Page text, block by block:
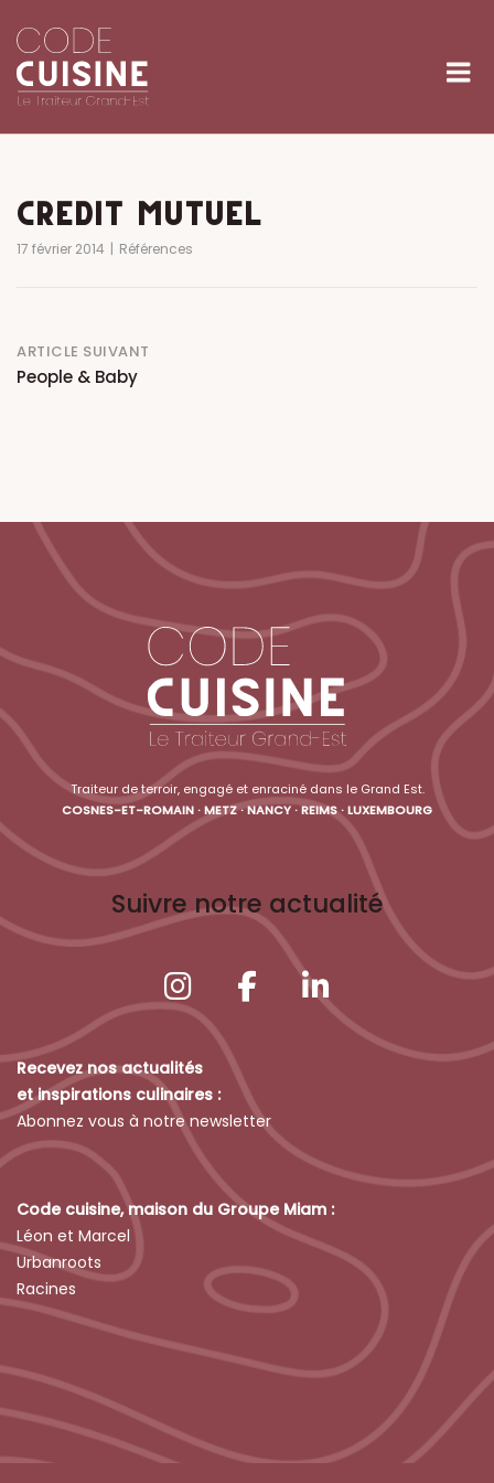
content
CRÉDIT MUTUEL
17 février 2014 Références
Post
navigation
ARTICLE SUIVANT
People & Baby
Traiteur de terroir, engagé et enraciné dans le Grand Est.
COSNES-ET-ROMAIN · METZ · NANCY · REIMS · LUXEMBOURG
Suivre notre actualité
Recevez nos actualités
et inspirations culinaires :
Abonnez vous à notre newsletter
Code cuisine, maison du Groupe Miam :
Léon et Marcel
Urbanroots
Racines